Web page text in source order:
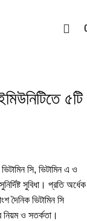
৫টি
সি, ভিটামিন এ ও
সুবিধা। প্রতি অর্ধেক
দৈনিক ভিটামিন সি
ও সতর্কতা।